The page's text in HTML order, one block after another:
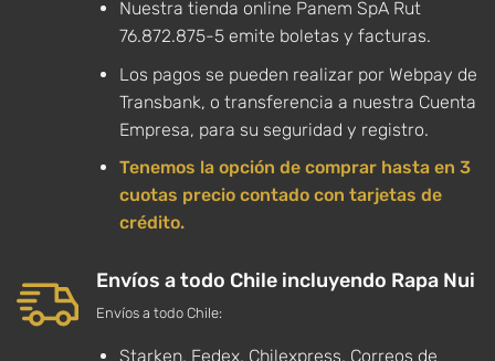
Nuestra tienda online Panem SpA Rut
76.872.875-5 emite boletas y facturas.
Los pagos se pueden realizar por Webpay de
Transbank, o transferencia a nuestra Cuenta
Empresa, para su seguridad y registro.
Tenemos la opción de comprar hasta en 3
cuotas precio contado con tarjetas de
crédito.
Envíos a todo Chile incluyendo Rapa Nui
Envíos a todo Chile:
Starken, Fedex, Chilexpress, Correos de